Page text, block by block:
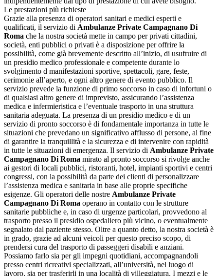
Le prestazioni più richieste
Grazie alla presenza di operatori sanitari e medici esperti e
qualificati, il servizio di Ambulanze Private Campagnano Di
Roma che la nostra società mette in campo per privati cittadini,
società, enti pubblici o privati è a disposizione per offrire la
possibilità, come già brevemente descritto all’inizio, di usufruire di
un presidio medico professionale e competente durante lo
svolgimento d manifestazioni sportive, spettacoli, gare, feste,
cerimonie all’aperto, e ogni altro genere di evento pubblico. Il
servizio prevede la funzione di primo soccorso in caso di infortuni o
di qualsiasi altro genere di imprevisto, assicurando l’assistenza
medica e infermieristica e l’eventuale trasporto in una struttura
sanitaria adeguata. La presenza di un presidio medico e di un
servizio di pronto soccorso è di fondamentale importanza in tutte le
situazioni che prevedano un significativo afflusso di persone, al fine
di garantire la tranquillità e la sicurezza e di intervenire con rapidità
in tutte le situazioni di emergenza. Il servizio di Ambulanze Private
Campagnano Di Roma mirato al pronto soccorso si rivolge anche
ai gestori di locali pubblici, ristoranti, hotel, impianti sportivi e centri
congressi, con la possibilità da parte dei clienti di personalizzare
l’assistenza medica e sanitaria in base alle proprie specifiche
esigenze. Gli operatori delle nostre Ambulanze Private
Campagnano Di Roma operano in contatto con le strutture
sanitarie pubbliche e, in caso di urgenze particolari, provvedono al
trasporto presso il presidio ospedaliero più vicino, o eventualmente
segnalato dal paziente stesso. Oltre a quanto detto, la nostra società è
in grado, grazie ad alcuni veicoli per questo preciso scopo, di
prendersi cura del trasporto di passeggeri disabili e anziani.
Possiamo farlo sia per gli impegni quotidiani, accompagnandoli
presso centri ricreativi specializzati, all’università, nel luogo di
lavoro, sia per trasferirli in una località di villeggiatura. I mezzi e le